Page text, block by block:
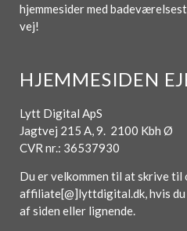
hjemmesider med
vej!
HJEMMESIDEN
Lytt Digital ApS
Jagtvej 215 A, 9. 2100 Kbh Ø
CVR nr.: 36537930
Du er velkommen til at skrive til
affiliate[@]lyttdigital.dk, hvis
af siden eller lignende.